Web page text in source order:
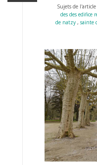
Sujets de l'article
des des edifice
de natzy , sainte